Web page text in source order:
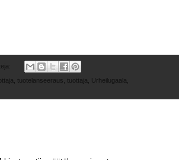
tuotelanseeraus tuottaja Urheilugaala